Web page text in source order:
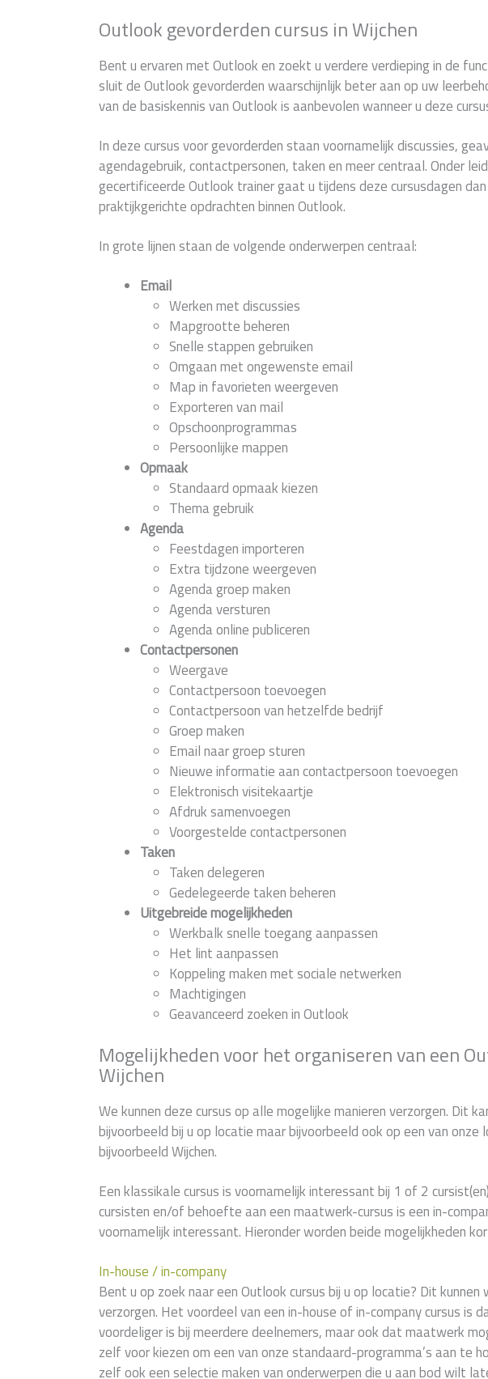
Outlook gevorderden cursus in Wijchen
Bent u ervaren met Outlook en zoekt u verdere verdieping in de
sluit de Outlook gevorderden waarschijnlijk beter aan op uw
van de basiskennis van Outlook is aanbevolen wanneer u deze
In deze cursus voor gevorderden staan voornamelijk discussies,
agendagebruik, contactpersonen, taken en meer centraal. Onder
gecertificeerde Outlook trainer gaat u tijdens deze cursusdagen
praktijkgerichte opdrachten binnen Outlook.
In grote lijnen staan de volgende onderwerpen centraal:
Email
Werken met discussies
Mapgrootte beheren
Snelle stappen gebruiken
Omgaan met ongewenste email
Map in favorieten weergeven
Exporteren van mail
Opschoonprogrammas
Persoonlijke mappen
Opmaak
Standaard opmaak kiezen
Thema gebruik
Agenda
Feestdagen importeren
Extra tijdzone weergeven
Agenda groep maken
Agenda versturen
Agenda online publiceren
Contactpersonen
Weergave
Contactpersoon toevoegen
Contactpersoon van hetzelfde bedrijf
Groep maken
Email naar groep sturen
Nieuwe informatie aan contactpersoon toevoegen
Elektronisch visitekaartje
Afdruk samenvoegen
Voorgestelde contactpersonen
Taken
Taken delegeren
Gedelegeerde taken beheren
Uitgebreide mogelijkheden
Werkbalk snelle toegang aanpassen
Het lint aanpassen
Koppeling maken met sociale netwerken
Machtigingen
Geavanceerd zoeken in Outlook
Mogelijkheden voor het organiseren van een
Wijchen
We kunnen deze cursus op alle mogelijke manieren verzorgen. Dit
bijvoorbeeld bij u op locatie maar bijvoorbeeld ook op een van onze
bijvoorbeeld Wijchen.
Een klassikale cursus is voornamelijk interessant bij 1 of 2
cursisten en/of behoefte aan een maatwerk-cursus is een in-
voornamelijk interessant. Hieronder worden beide mogelijkheden
In-house / in-company
Bent u op zoek naar een Outlook cursus bij u op locatie? Dit kunnen
verzorgen. Het voordeel van een in-house of in-company cursus is
voordeliger is bij meerdere deelnemers, maar ook dat maatwerk
zelf voor kiezen om een van onze standaard-programma’s aan te
zelf ook een selectie maken van onderwerpen die u aan bod wilt